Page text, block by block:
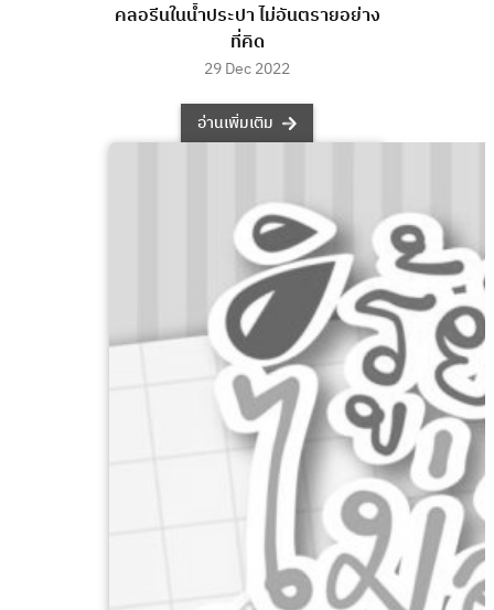
คลอรีนในน้ำประปา ไม่อันตรายอย่าง
ที่คิด
29 Dec 2022
อ่านเพิ่มเติม